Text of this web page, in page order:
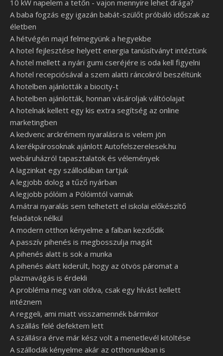
10 kW napelem a tetőn - vajon mennyire lehet drága?
A baba fogzás egy igazán babát-szülőt próbáló időszak az
életben
A hétvégén majd felmegyünk a hegyekbe
A hotel fejlesztése helyett energia tanúsítványt intéztünk
A hotel mellett a nyári gumi cseréjére is oda kell figyelni
A hotel recepciósával a szem alatti ráncokról beszéltünk
A hotelben ajánlották a biocity-t
A hotelben ajánlották, honnan vásároljak váltóolajat
A hotelnak kellett egy kis extra segítség az online
marketingben
A kedvenc arckrémem nyaralásra is velem jön
A kerékpárosoknak ajánlott Autofelszerelesek.hu
webáruházról tapasztalatok és vélemények
A lagzinkat egy szállodában tartjuk
A legjobb dolog a tűző nyárban
A legjobb pólóim a Pólóimtól vannak
A mátrai nyaralás sem telhetett el iskolai előkészítő
feladatok nélkül
A modern otthon kényelme a falban kezdődik
A passzív pihenés is megbosszulja magát
A pihenés alatt is sok a munka
A pihenés alatt kiderült, hogy az ötvös páromat a
plazmavágás is érdekli
A probléma meg van oldva, csak egy hívást kellett
intéznem
A reggeli, ami miatt visszamennék bármikor
A szállás felé defektem lett
A szállásra érve már kész volt a menetlevél kitöltése
A szállodák kényelme akár az otthonunkban is